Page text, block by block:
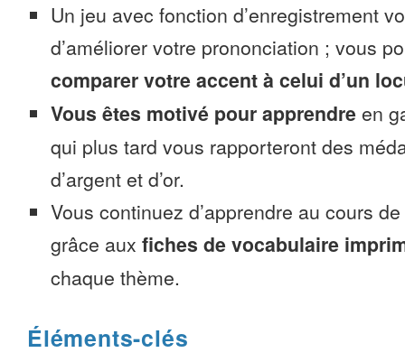
Un jeu avec fonction d’enregistrement
d’améliorer votre prononciation ; vous
comparer votre accent à celui d’un
Vous êtes motivé pour apprendre en
qui plus tard vous rapporteront des
d’argent et d’or.
Vous continuez d’apprendre au cours
grâce aux fiches de vocabulaire
chaque thème.
Éléments-clés